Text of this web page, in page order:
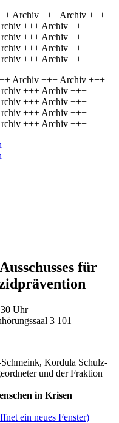
Archiv +++ Archiv +++
+++ Archiv +++
+++ Archiv +++
+++ Archiv +++
+++ Archiv +++
Archiv +++ Archiv +++
+++ Archiv +++
+++ Archiv +++
+++ Archiv +++
+++ Archiv +++
für
Uhr
3 101
Kordula Schulz-
und der Fraktion
in Krisen
ein neues Fenster)